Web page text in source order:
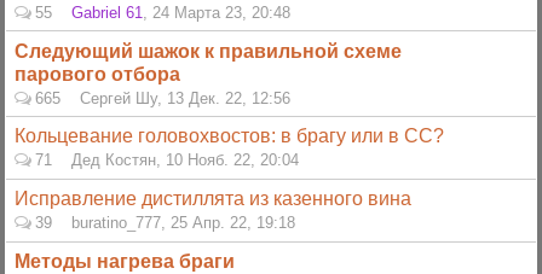
55 Gabriel 61 24 Марта 23, 20:48
Следующий шажок к правильной схеме
парового отбора
665 Сергей Шу, 13 Дек. 22, 12:56
Кольцевание головохвостов: в брагу или в СС?
71 Дед Костян, 10 Нояб. 22, 20:04
Исправление дистиллята из казенного вина
39 buratino_777, 25 Апр. 22, 19:18
Методы нагрева браги